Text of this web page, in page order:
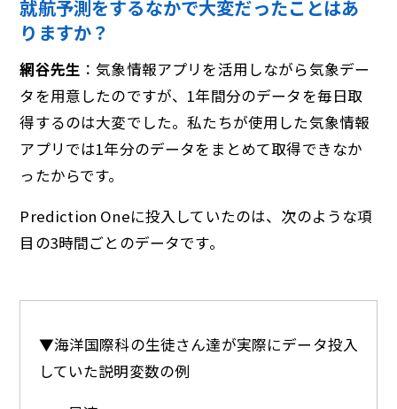
就航予測をするなかで大変だったことはあ
りますか？
網谷先生 ：気象情報アプリを活用しながら気象デー
タを用意したのですが、1年間分のデータを毎日取
得するのは大変でした。私たちが使用した気象情報
アプリでは1年分のデータをまとめて取得できなか
ったからです。
Prediction Oneに投入していたのは、次のような項
目の3時間ごとのデータです。
▼海洋国際科の生徒さん達が実際にデータ投入
していた説明変数の例